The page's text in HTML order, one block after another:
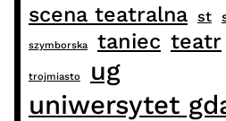
scena teatralna st
szymborska taniec teatr
trojmiasto
ug
uniwersytet